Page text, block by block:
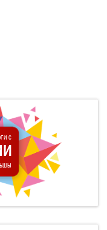
С